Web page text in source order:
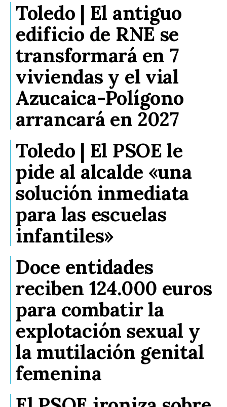
Toledo | El antiguo
edificio de RNE se
transformará en 7
viviendas y el vial
Azucaica-Polígono
arrancará en 2027
Toledo | El PSOE le
pide al alcalde «una
solución inmediata
para las escuelas
infantiles»
Doce entidades
reciben 124.000 euros
para combatir la
explotación sexual y
la mutilación genital
femenina